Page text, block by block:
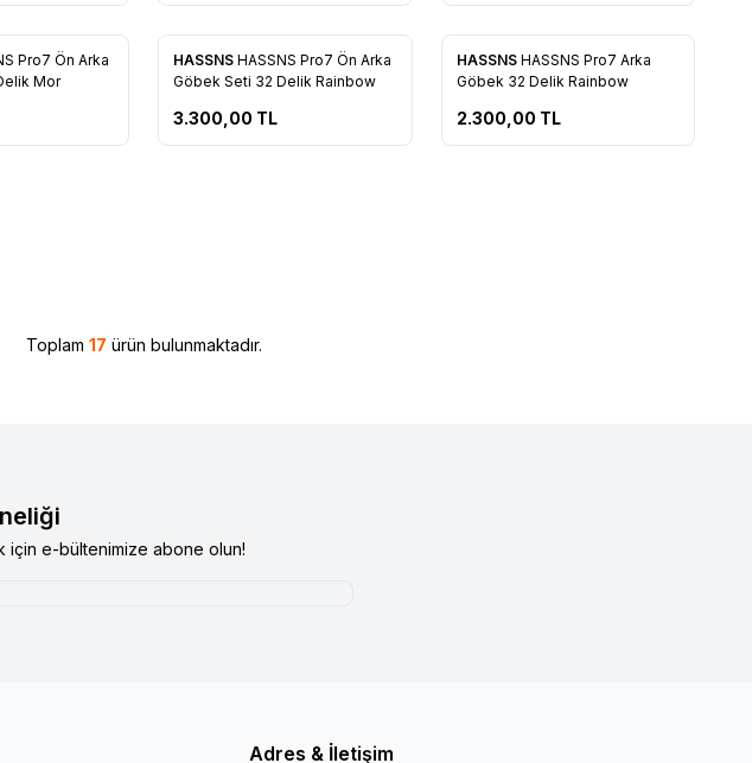
Pro7 Ön Arka
Mor
Favorilere Ekle
HASSNS HASSNS Pro7 Ön Arka
Göbek Seti 32 Delik Rainbow
3.300,00 TL
Favorilere Ekle
HASSNS HASSNS Pro7 Arka
Göbek 32 Delik Rainbow
2.300,00 TL
Toplam 17 ürün bulunmaktadır.
için e-bültenimize abone olun!
Adres & İletişim